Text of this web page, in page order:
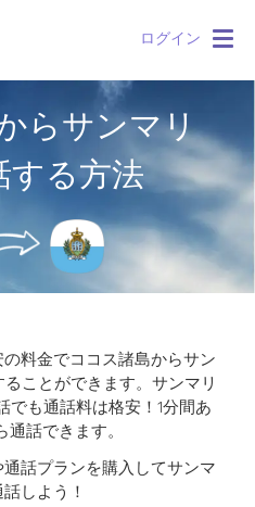
ログイン
らサンマリ
する方法
料金でココス諸島からサン
ことができます。 サンマリ
でも通話料は格安！1分間あ
話できます。
話プランを購入してサンマ
しよう！